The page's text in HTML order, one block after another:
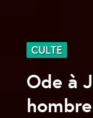
CULTE
Ode à